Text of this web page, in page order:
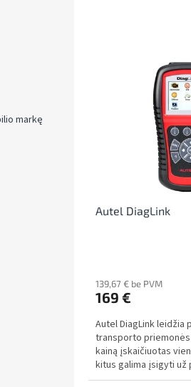
markę
Autel DiagLink
139,67 € be PVM
169 €
Autel DiagLink leidžia
transporto
kainą įskaičiuotas
kitus galima įsigyti už